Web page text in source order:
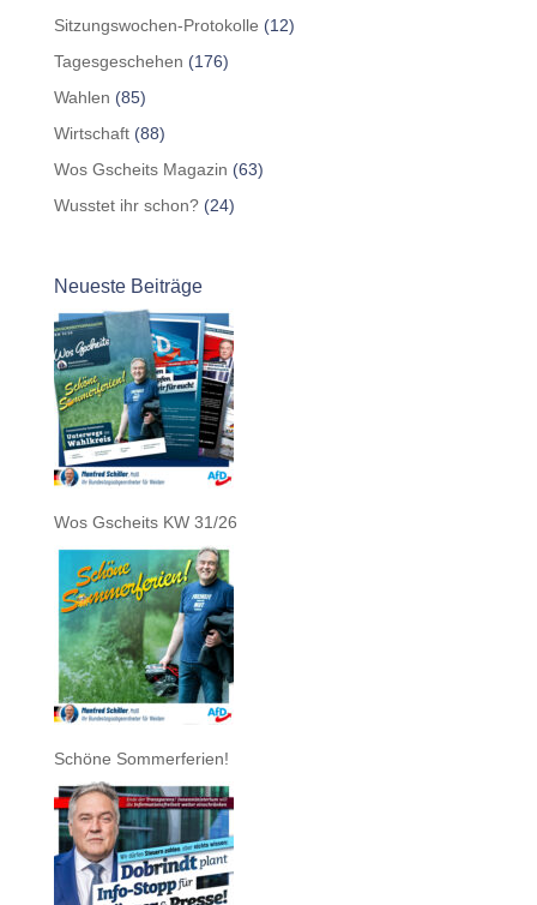
Sitzungswochen-Protokolle (12)
Tagesgeschehen (176)
Wahlen (85)
Wirtschaft(88)
Wos Gscheits Magazin (63)
Wusstet ihr schon?(24)
Neueste Beiträge
Wos Gscheits KW 31/26
Schöne Sommerferien!